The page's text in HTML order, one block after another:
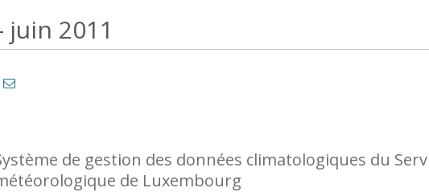
2011
de gestion des données climatologiques du
de Luxembourg